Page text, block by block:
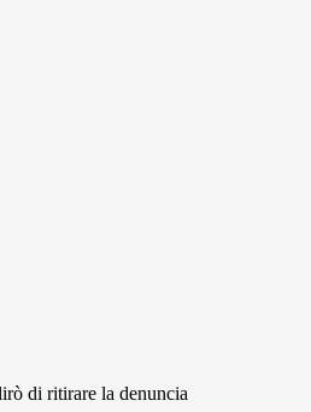
di ritirare la denuncia